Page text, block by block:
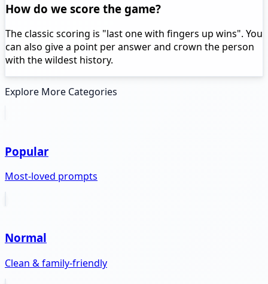
How do we score the game?
The classic scoring is "last one with fingers up wins". You
can also give a point per answer and crown the person
with the wildest history.
Explore More Categories
Popular
Most-loved prompts
Normal
Clean & family-friendly